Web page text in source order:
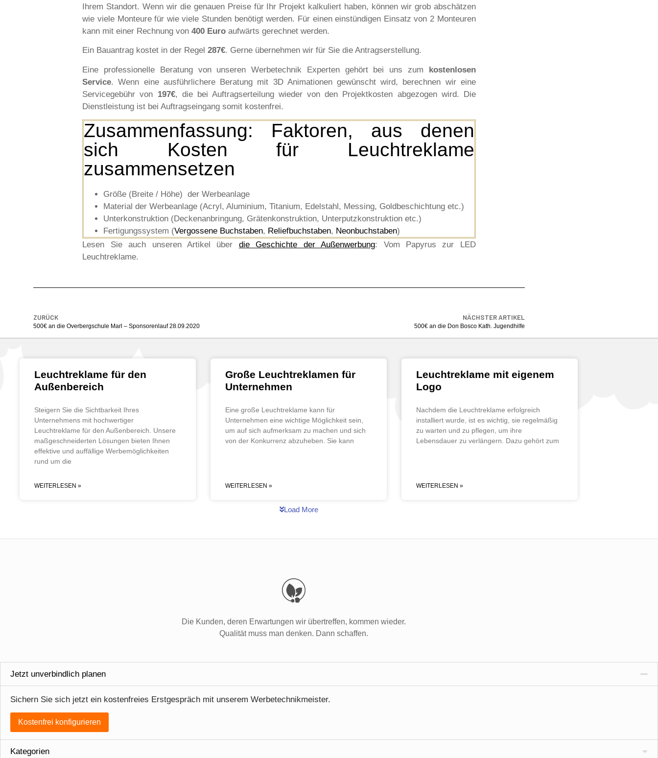
Ihrem Standort. Wenn wir die genauen Preise für Ihr Projekt kalkuliert haben, können wir grob abschätzen
wie viele Monteure für wie viele Stunden benötigt werden. Für einen einstündigen Einsatz von 2 Monteuren
kann mit einer Rechnung von400 Euro aufwärts gerechnet werden.
Ein Bauantrag kostet in der Regel 287€. Gerne übernehmen wir für Sie die Antragserstellung.
Eine professionelle Beratung von unseren Werbetechnik Experten gehört bei uns zum kostenlosen
Service. Wenn eine ausführlichere Beratung mit 3D Animationen gewünscht wird, berechnen wir eine
Servicegebühr von 197€, die bei Auftragserteilung wieder von den Projektkosten abgezogen wird. Die
Dienstleistung ist bei Auftragseingang somit kostenfrei.
Zusammenfassung: Faktoren, aus denen
sich Kosten für Leuchtreklame
zusammensetzen
Größe (Breite / Höhe) der Werbeanlage
Material der Werbeanlage (Acryl, Aluminium, Titanium, Edelstahl, Messing, Goldbeschichtung etc.)
Unterkonstruktion (Deckenanbringung, Grätenkonstruktion, Unterputzkonstruktion etc.)
Fertigungssystem (Vergossene Buchstaben, Reliefbuchstaben, Neonbuchstaben)
Lesen Sie auch unseren Artikel über die Geschichte der Außenwerbung: Vom Papyrus zur LED
Leuchtreklame.
ZURÜCK
500€ an die Overbergschule Marl – Sponsorenlauf 28.09.2020
NÄCHSTER ARTIKEL
500€ an die Don Bosco Kath. Jugendhilfe
Leuchtreklame für den
Außenbereich
Steigern Sie die Sichtbarkeit Ihres
Unternehmens mit hochwertiger
Leuchtreklame für den Außenbereich. Unsere
maßgeschneiderten Lösungen bieten Ihnen
effektive und auffällige Werbemöglichkeiten
rund um die
WEITERLESEN »
Große Leuchtreklamen für
Unternehmen
Eine große Leuchtreklame kann für
Unternehmen eine wichtige Möglichkeit sein,
um auf sich aufmerksam zu machen und sich
von der Konkurrenz abzuheben. Sie kann
WEITERLESEN »
Leuchtreklame mit eigenem
Logo
Nachdem die Leuchtreklame erfolgreich
installiert wurde, ist es wichtig, sie regelmäßig
zu warten und zu pflegen, um ihre
Lebensdauer zu verlängern. Dazu gehört zum
WEITERLESEN »
Load More
Die Kunden, deren Erwartungen wir übertreffen, kommen wieder.
Qualität muss man denken. Dann schaffen.
Jetzt unverbindlich planen
Sichern Sie sich jetzt ein kostenfreies Erstgespräch mit unserem Werbetechnikmeister.
Kostenfrei konfigurieren
Kategorien